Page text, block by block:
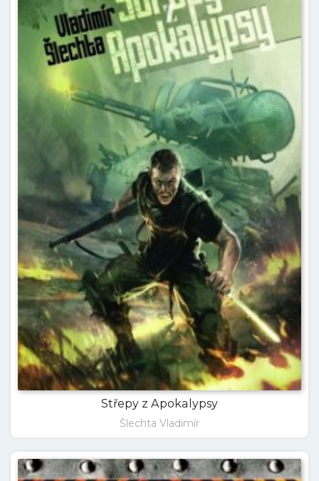
Střepy z Apokalypsy
Šlechta Vladimír